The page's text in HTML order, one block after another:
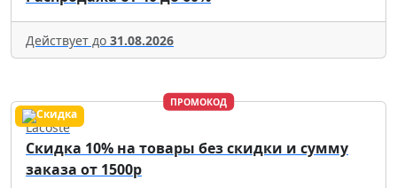
Действует до 31.08.2026
ПРОМОКОД
Lacoste
Скидка 10% на товары без скидки и сумму
заказа от 1500р